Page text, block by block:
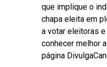
que implique o
chapa eleita em
a votar eleitoras
conhecer melhor
página